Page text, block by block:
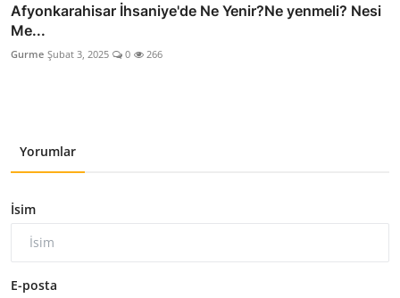
Afyonkarahisar İhsaniye'de Ne Yenir?Ne yenmeli? Nesi
Me...
Gurme Şubat 3, 2025 0 266
Yorumlar
İsim
E-posta